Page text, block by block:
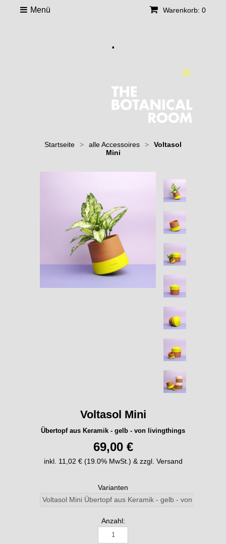
Warenkorb: 0
Menü
.
Startseite > alle Accessoires >
Voltasol
Mini
Voltasol Mini
Übertopf aus Keramik - gelb - von livingthings
69,00 €
inkl. 11,02 € (19.0% MwSt.) & zzgl. Versand
Varianten
Anzahl: